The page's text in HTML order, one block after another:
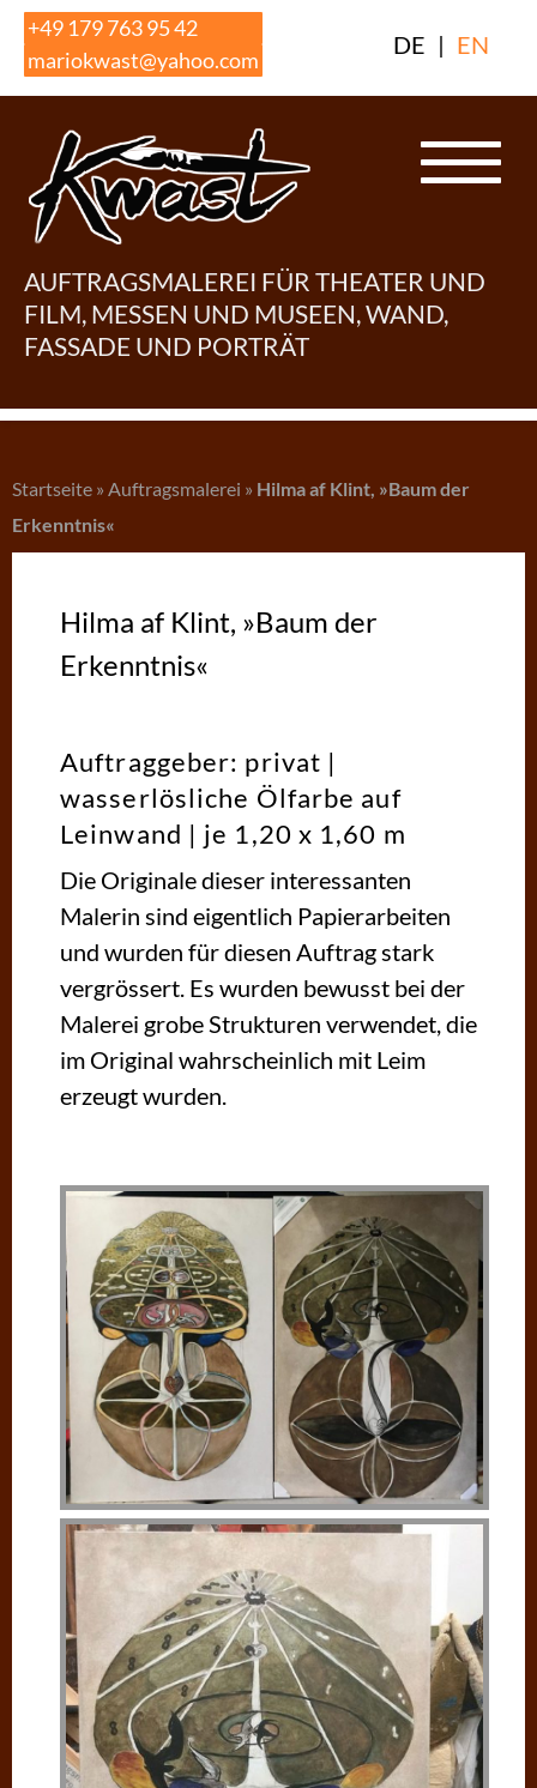
Skip
content
+49 179 763 95 42
mariokwast@yahoo.com
DE | EN
AUFTRAGSMALEREI FÜR THEATER UND
FILM, MESSEN UND MUSEEN, WAND,
FASSADE UND PORTRÄT
Startseite » Auftragsmalerei » Hilma af Klint, »Baum der
Erkenntnis«
Hilma af Klint, »Baum der
Erkenntnis«
Auftraggeber: privat |
wasserlösliche Ölfarbe auf
Leinwand | je 1,20 x 1,60 m
Die Originale dieser interessanten
Malerin sind eigentlich Papierarbeiten
und wurden für diesen Auftrag stark
vergrössert. Es wurden bewusst bei der
Malerei grobe Strukturen verwendet, die
im Original wahrscheinlich mit Leim
erzeugt wurden.